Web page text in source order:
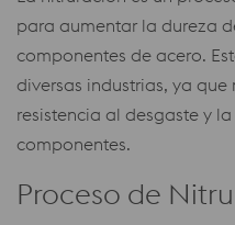
para aumentar la dureza
componentes de acero.
diversas industrias, ya
resistencia al desgaste y
componentes.
Proceso de